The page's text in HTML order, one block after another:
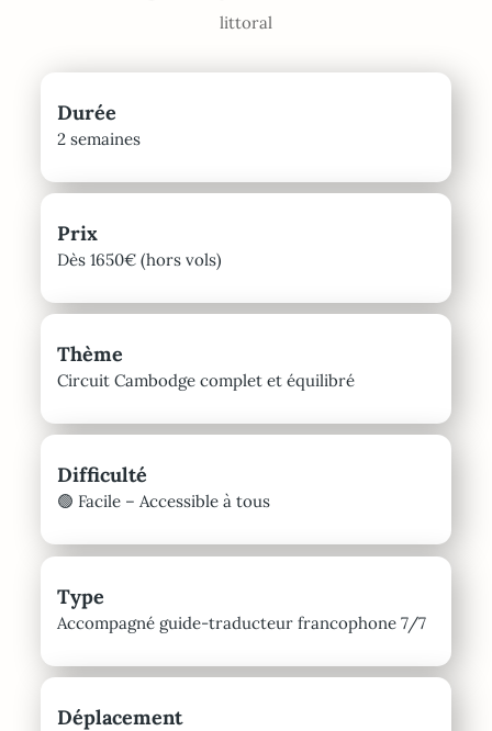
littoral
Durée
2 semaines
Prix
Dès 1650€ (hors vols)
Thème
Circuit Cambodge complet et équilibré
Difficulté
🟢 Facile – Accessible à tous
Type
Accompagné guide-traducteur francophone 7/7
Déplacement